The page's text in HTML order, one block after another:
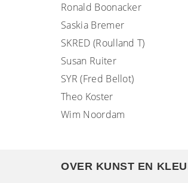
Ronald Boonacker
Saskia Bremer
SKRED (Roulland T)
Susan Ruiter
SYR (Fred Bellot)
Theo Koster
Wim Noordam
OVER KUNST EN